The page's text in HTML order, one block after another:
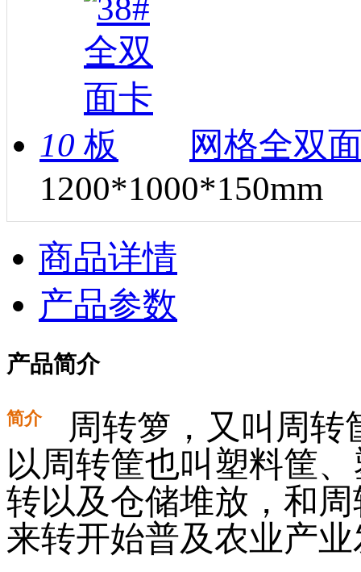
10
网格全双
1200*1000*150mm
商品详情
产品参数
产品简介
简介
周转箩，又叫周转
以周转筐也叫塑料筐
转以及仓储堆放，和
来转开始普及农业产